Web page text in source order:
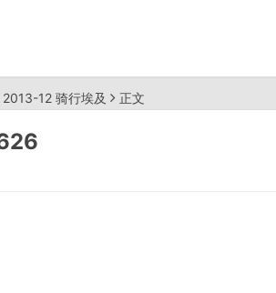
2013-12 骑行埃及 正文